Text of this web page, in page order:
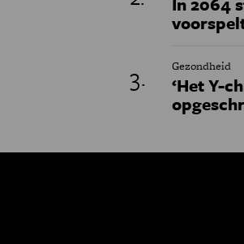
Gezondheid
‘Het Y-